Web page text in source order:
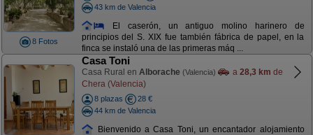
8 Fotos
43 km de Valencia
El caserón, un antiguo molino harinero de
principios del S. XIX fue también fábrica de papel, en la
finca se instaló una de las primeras máq ...
Casa Toni
Casa Rural en Alborache (Valencia) a 28,3 km de
Chera (Valencia)
8 plazas
28 €
44 km de Valencia
Bienvenido a Casa Toni, un encantador alojamiento